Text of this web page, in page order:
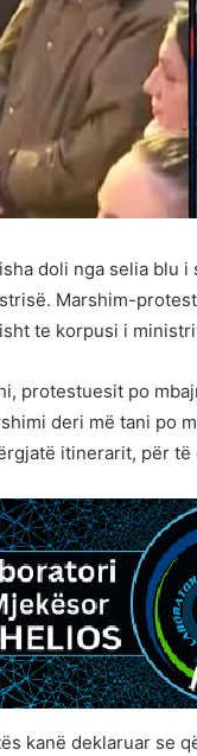
doli nga selia blu
Marshim-
te korpusi i
protestuesit po
deri më tani po
itinerarit, për
kanë deklaruar se